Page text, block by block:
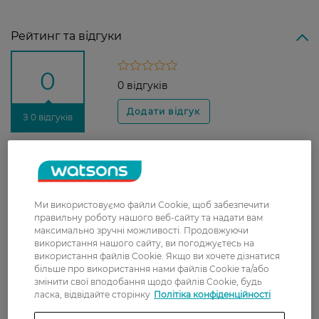
Рейтинг та відгуки
0
З 0 відгуків
0 відгуків
Доставка
У відділення Нової пошти - 99 грн,
безкоштовно від 699 грн
Укрпошта
Вартість доставки - 79 грн, безкоштовна
доставка від - 599 грн
Забрати сьогодні в магазині Watsons
Ми використовуємо файли Cookie, щоб забезпечити
правильну роботу нашого веб-сайту та надати вам
максимально зручні можливості. Продовжуючи
використання нашого сайту, ви погоджуєтесь на
використання файлів Cookie. Якщо ви хочете дізнатися
більше про використання нами файлів Cookie та/або
змінити свої вподобання щодо файлів Cookie, будь
ласка, відвідайте сторінку Політіка конфіденційності